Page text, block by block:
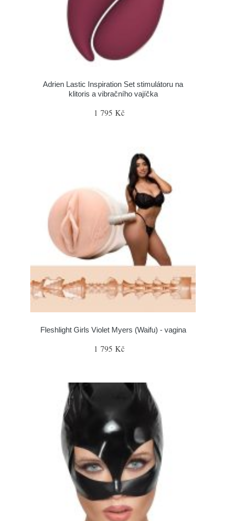
Adrien Lastic Inspiration Set stimulátoru na
klitoris a vibračního vajíčka
1 795 Kč
Fleshlight Girls Violet Myers (Waifu) - vagina
1 795 Kč